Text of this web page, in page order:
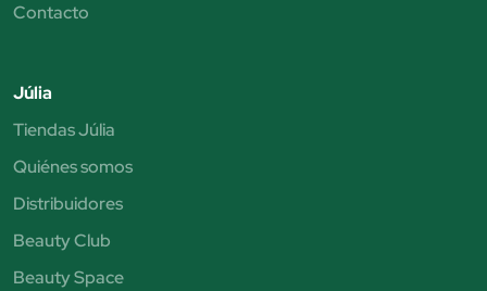
Contacto
Júlia
Tiendas Júlia
Quiénes somos
Distribuidores
Beauty Club
Beauty Space